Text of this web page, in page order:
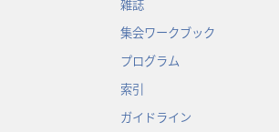
雑誌
集会ワークブック
プログラム
索引
ガイドライン